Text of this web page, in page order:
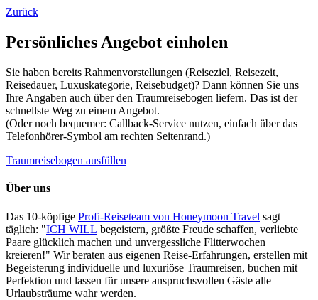
Zurück
Persönliches Angebot einholen
Sie haben bereits Rahmenvorstellungen (Reiseziel, Reisezeit,
Reisedauer, Luxuskategorie, Reisebudget)? Dann können Sie uns
Ihre Angaben auch über den Traumreisebogen liefern. Das ist der
schnellste Weg zu einem Angebot.
(Oder noch bequemer: Callback-Service nutzen, einfach über das
Telefonhörer-Symbol am rechten Seitenrand.)
Traumreisebogen ausfüllen
Über uns
Das 10-köpfige Profi-Reiseteam von Honeymoon Travel sagt
täglich: "ICH WILL begeistern, größte Freude schaffen, verliebte
Paare glücklich machen und unvergessliche Flitterwochen
kreieren!" Wir beraten aus eigenen Reise-Erfahrungen, erstellen mit
Begeisterung individuelle und luxuriöse Traumreisen, buchen mit
Perfektion und lassen für unsere anspruchsvollen Gäste alle
Urlaubsträume wahr werden.